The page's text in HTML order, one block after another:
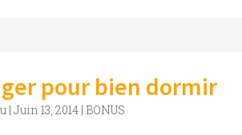
pour bien dormir
| Juin 13, 2014 | BONUS